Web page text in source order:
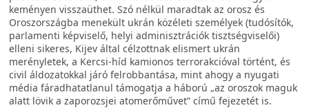
keményen visszaüthet. Szó nélkül maradtak az orosz és
Oroszországba menekült ukrán közéleti személyek (tudósítók,
parlamenti képviselő, helyi adminisztrációk tisztségviselői)
elleni sikeres, Kijev által célzottnak elismert ukrán
merényletek, a Kercsi-híd kamionos terrorakcióval történt, és
civil áldozatokkal járó felrobbantása, mint ahogy a nyugati
média fáradhatatlanul támogatja a háború „az oroszok maguk
alatt lövik a zaporozsjei atomerőművet” című fejezetét is.